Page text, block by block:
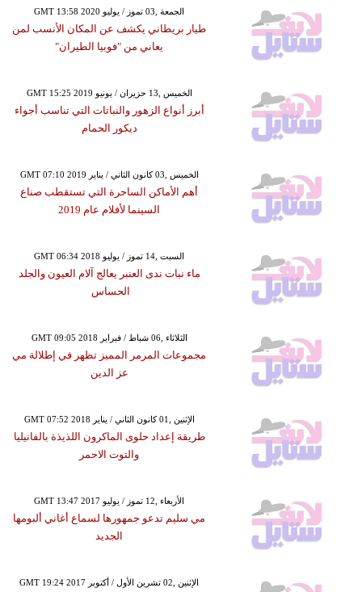
GMT 13:58 2020 الجمعة ,03 تموز / يوليو
طيار بريطاني يكشف عن المكان الأنسب لمن
يعاني من "فوبيا الطيران"
GMT 15:25 2019 الخميس ,13 حزيران / يونيو
أبرز أنواع الزهور والنباتات التي تناسب أجواء
ديكور الحمام
GMT 07:10 2019 الخميس ,03 كانون الثاني / يناير
أهم الأماكن الساحرة التي تستقطب صناع
السينما لأفلام عام 2019
GMT 06:34 2018 السبت ,14 تموز / يوليو
ماء نبات ندى العنبر يعالج آلام العيون والجلد
الحساس
GMT 09:05 2018 الثلاثاء ,06 شباط / فبراير
مجموعات المرمر المميز تظهر في إطلالة مي
عز الدين
GMT 07:52 2018 الإثنين ,01 كانون الثاني / يناير
طريقة إعداد حلوى الماكرون اللذيذة بالفانيليا
والتوت الاحمر
GMT 13:47 2017 الأربعاء ,12 تموز / يوليو
مي سليم تدعو جمهورها لسماع أغاني ألبومها
الجديد
GMT 19:24 2017 الإثنين ,02 تشرين الأول / أكتوبر